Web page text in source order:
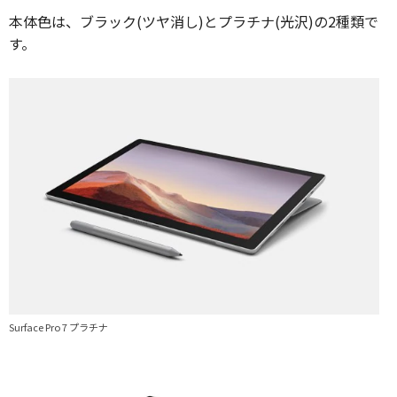
本体色は、ブラック(ツヤ消し)とプラチナ(光沢)の2種類で
す。
Surface Pro 7 プラチナ